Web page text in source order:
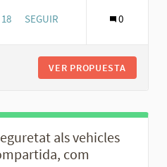
18 18 SEGUIDORAS
SEGUIR 0
VER PROPUESTA
als vehicles
com